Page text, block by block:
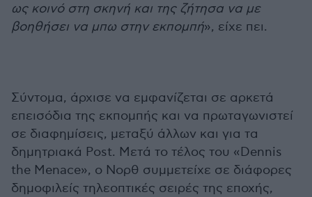
ως κοινό στη σκηνή και της ζήτησα να με
βοηθήσει να μπω στην εκπομπή», είχε πει.
Σύντομα, άρχισε να εμφανίζεται σε αρκετά
επεισόδια της εκπομπής και να πρωταγωνιστεί
σε διαφημίσεις, μεταξύ άλλων και για τα
δημητριακά Post. Μετά το τέλος του «Dennis
the Menace», ο Νορθ συμμετείχε σε διάφορες
δημοφιλείς τηλεοπτικές σειρές της εποχής,